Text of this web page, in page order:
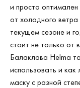
и просто
от холодного
текущем сезоне и
стоит не только от
Балаклава Helma
использовать и
маску с разной